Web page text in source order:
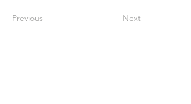
Previous Next